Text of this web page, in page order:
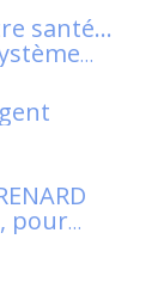
santé…
pour